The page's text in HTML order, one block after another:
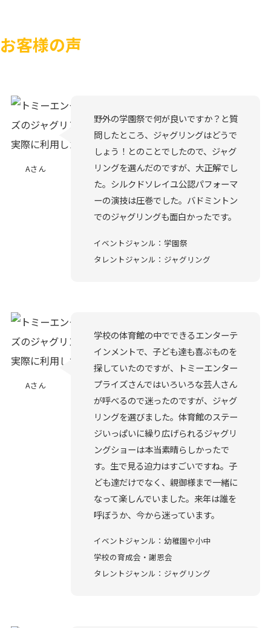
お客様の声
Aさん
野外の学園祭で何が良いですか？と質
問したところ、ジャグリングはどうで
しょう！とのことでしたので、ジャグ
リングを選んだのですが、大正解でし
た。シルクドソレイユ公認パフォーマ
ーの演技は圧巻でした。バドミントン
でのジャグリングも面白かったです。
イベントジャンル：学園祭
タレントジャンル：ジャグリング
Aさん
学校の体育館の中でできるエンターテ
インメントで、子ども達も喜ぶものを
探していたのですが、トミーエンター
プライズさんではいろいろな芸人さん
が呼べるので迷ったのですが、ジャグ
リングを選びました。体育館のステー
ジいっぱいに繰り広げられるジャグリ
ングショーは本当素晴らしかったで
す。生で見る迫力はすごいですね。子
ども達だけでなく、親御様まで一緒に
なって楽しんでいました。来年は誰を
呼ぼうか、今から迷っています。
イベントジャンル：幼稚園や小中
学校の育成会・謝恩会
タレントジャンル：ジャグリング